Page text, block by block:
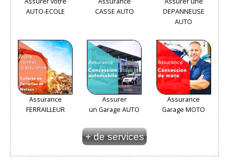
AUTO-ECOLE
CASSE AUTO
DEPANNEUSE
AUTO
Assurance
FERRAILLEUR
Assurer
un Garage AUTO
Assurance
Garage MOTO
+ de services